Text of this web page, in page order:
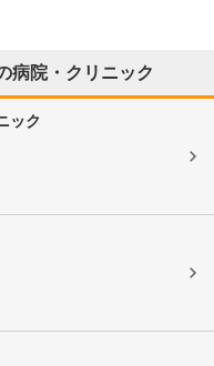
病院・クリニック
ック